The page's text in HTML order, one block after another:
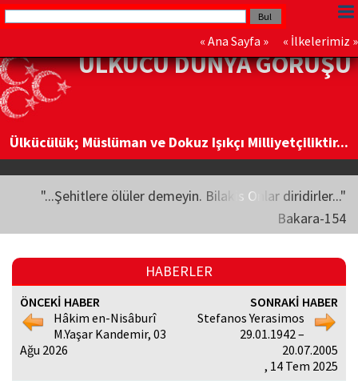
« Ana Sayfa » « İlkelerimiz »
ÜLKÜCÜ DÜNYA GÖRÜŞÜ
Ülkücülük; Müslüman ve Dokuz Işıkçı Milliyetçiliktir...
"...Şehitlere ölüler demeyin. Bilakis Onlar diridirler..."
Bakara-154
HABERLER
ÖNCEKİ HABER
Hâkim en-Nisâburî
M.Yaşar Kandemir, 03
Ağu 2026
SONRAKİ HABER
Stefanos Yerasimos
29.01.1942 –
20.07.2005
, 14 Tem 2025